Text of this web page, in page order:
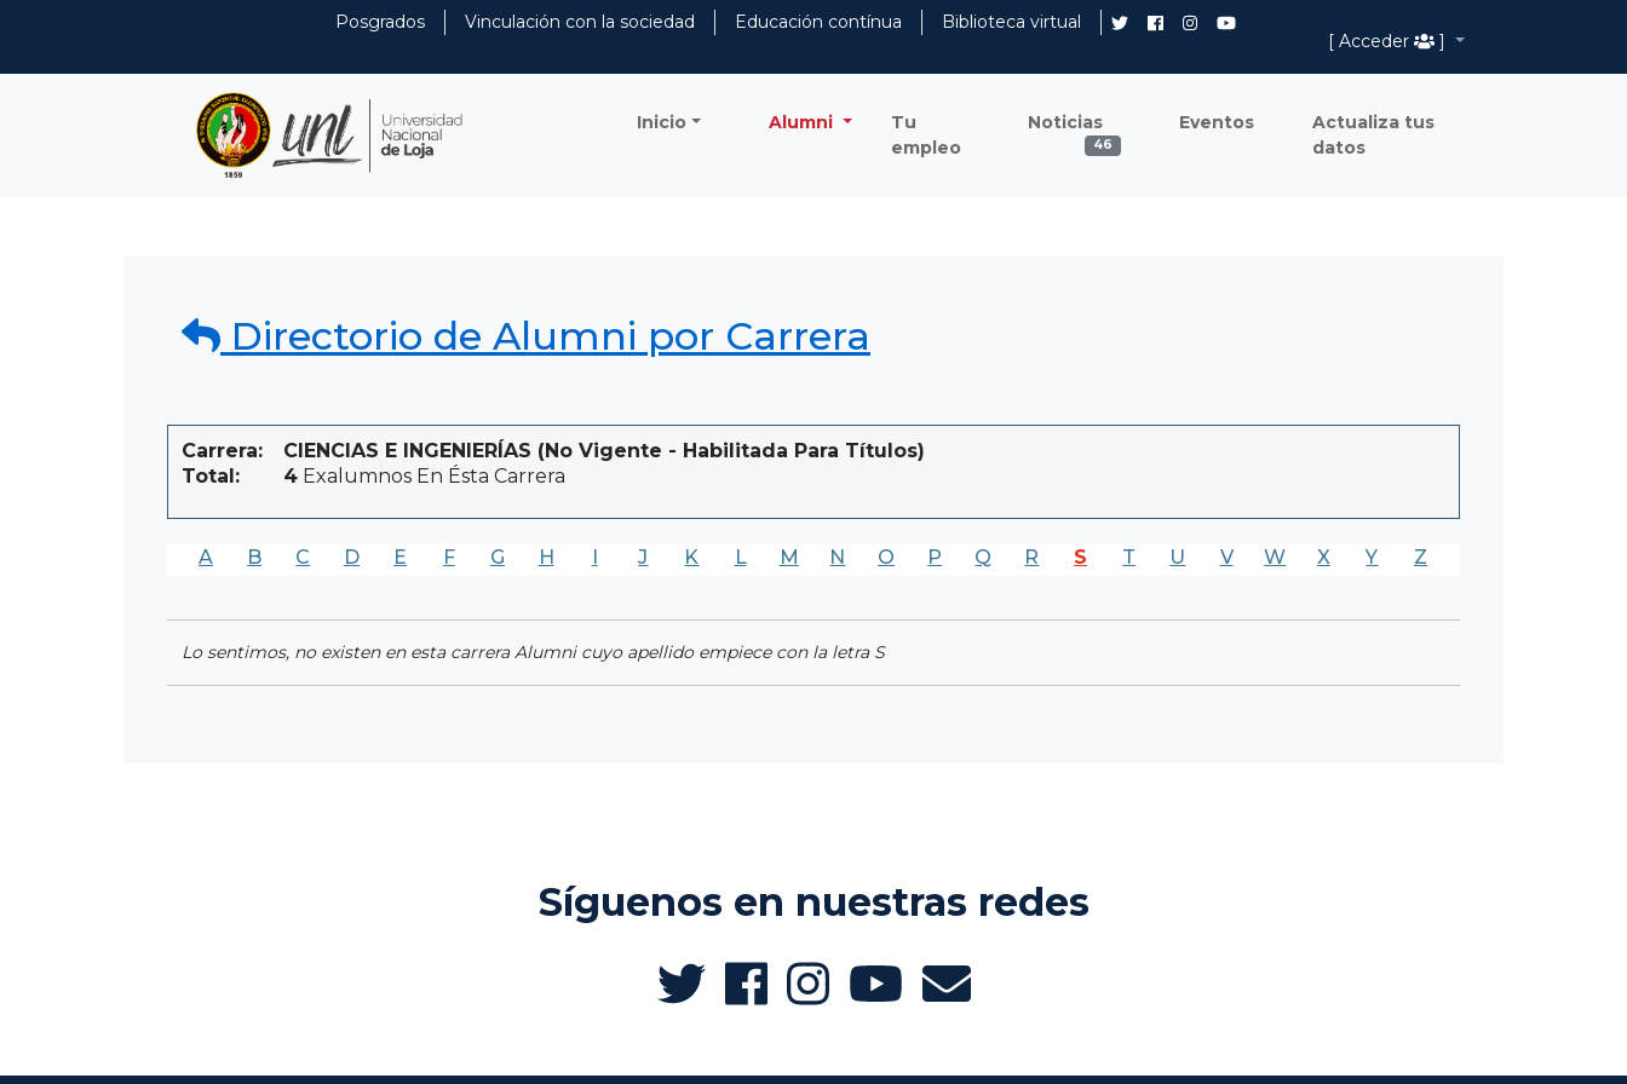
Posgrados Vinculación con la sociedad Educación contínua
Biblioteca virtual
[ Acceder
]
Inicio Alumni
Tu
empleo
Noticias
46
Eventos
Actualiza tus
datos
Directorio de Alumni por Carrera
Carrera:
CIENCIAS E INGENIERÍAS (No Vigente - Habilitada Para Títulos)
Total:
4 Exalumnos En Ésta Carrera
A B C D E F G H I J K L M N O P Q R S T U V W X Y Z
Lo sentimos, no existen en esta carrera Alumni cuyo apellido empiece con la letra S
Síguenos en nuestras redes